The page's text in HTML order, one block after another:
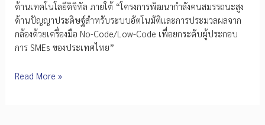
ด้านเทคโนโลยีดิจิทัล ภายใต้ “โครงการพัฒนากำลังคนสมรรถนะสูง
ด้านปัญญาประดิษฐ์สำหรับระบบอัตโนมัติและการประมวลผลจาก
กล้องด้วยเครื่องมือ No-Code/Low-Code เพื่อยกระดับผู้ประกอบ
การ SMEs ของประเทศไทย”
EEI
Read More »